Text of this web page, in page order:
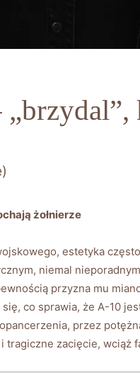
żołnierze
estetyka
niemal
przyzna mu
co sprawia, że A-10
przez
tragiczne zacięcie, wciąż